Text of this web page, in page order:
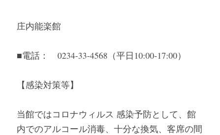
庄内能楽館
■電話：　0234-33-4568（平日10:00-17:00）
【感染対策等】
当館ではコロナウィルス 感染予防として、館
内でのアルコール消毒、十分な換気、客席の間